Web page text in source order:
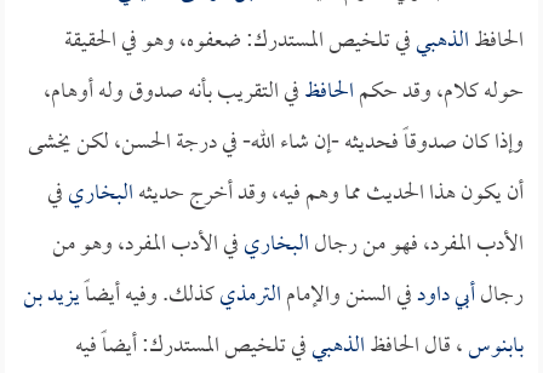
الحافظالذهبيفي تلخيص المستدرك: ضعفوه، وهو في الحقيقة
حوله كلام، وقد حكمالحافظفي التقريب بأنه صدوق وله أوهام،
وإذا كان صدوقاً فحديثه -إن شاء الله- في درجة الحسن، لكن يخشى
أن يكون هذا الحديث مما وهم فيه، وقد أخرج حديثهالبخاريفي
الأدب المفرد، فهو من رجالالبخاريفي الأدب المفرد، وهو من
رجالأبي داودفي السنن والإمامالترمذيكذلك. وفيه أيضاًيزيد بن
بابنوس، قال الحافظالذهبيفي تلخيص المستدرك: أيضاً فيه